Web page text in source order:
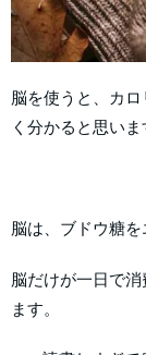
脳を使うと、カ
く分かると思いま
脳は、ブドウ糖を
脳だけが一日で
ます。